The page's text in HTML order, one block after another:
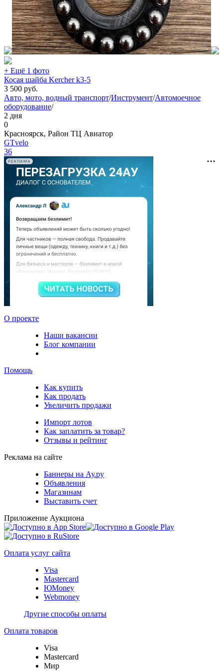
+ Ещё 1 фото
Косая шайба Kercher k3-5
3 500 руб.
Авто, мото, водный транспорт/Инструмент/Автомоечное
оборудование/
2 дня
0
Красноярск, Район ТЦ Авиатор
GTvelo
36
РЕКЛАМА
О проекте
Наши вакансии
Блог компании
Помощь
Как купить
Как продать
Увеличить продажи
Импорт лотов
Как заплатить за товар?
Отзывы и рейтинг
Реклама на сайте
Баннеры на Ау.ру
Объявления
Магазинам
Выставить счет
Приложение Аукциона
Оплата услуг сайта
Visa
Mastercard
ЮMoney
Webmoney
Другие способы оплаты
Оплата товаров
Visa
Mastercard
Мир